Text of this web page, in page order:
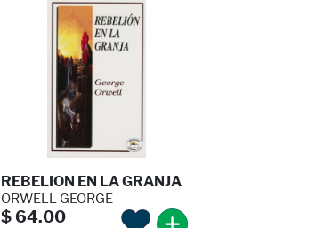
REBELION EN LA GRANJA
ORWELL GEORGE
$ 64.00